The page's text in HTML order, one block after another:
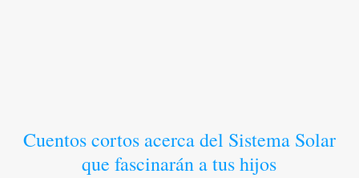
Cuentos cortos acerca del Sistema Solar
que fascinarán a tus hijos